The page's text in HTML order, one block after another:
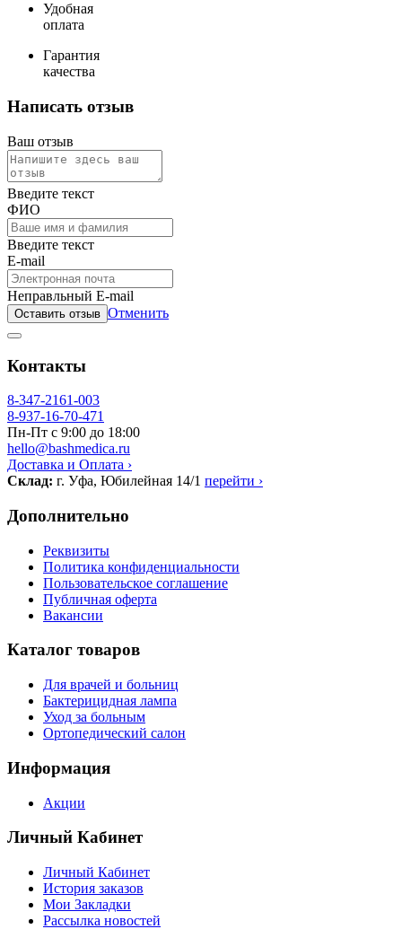
Удобная
оплата
Гарантия
качества
Написать отзыв
Ваш отзыв
Введите текст
ФИО
Введите текст
E-mail
Неправльный E-mail
Оставить отзыв Отменить
Контакты
8-347-2161-003
8-937-16-70-471
Пн-Пт с 9:00 до 18:00
hello@bashmedica.ru
Доставка и Оплата ›
Склад: г. Уфа, Юбилейная 14/1 перейти ›
Дополнительно
Реквизиты
Политика конфиденциальности
Пользовательское соглашение
Публичная оферта
Вакансии
Каталог товаров
Для врачей и больниц
Бактерицидная лампа
Уход за больным
Ортопедический салон
Информация
Акции
Личный Кабинет
Личный Кабинет
История заказов
Мои Закладки
Рассылка новостей